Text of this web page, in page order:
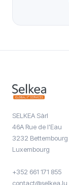
SELKEA Sàrl
46A Rue de l'Eau
3232 Bettembourg
Luxembourg
+352 661 171 855
contact@selkea.lu